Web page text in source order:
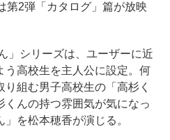
第2弾「カタログ」篇が放映
」シリーズは、ユーザーに近
う高校生を主人公に設定。何
組む男子高校生の「高杉く
くんの持つ雰囲気が気になっ
を松本穂香が演じる。